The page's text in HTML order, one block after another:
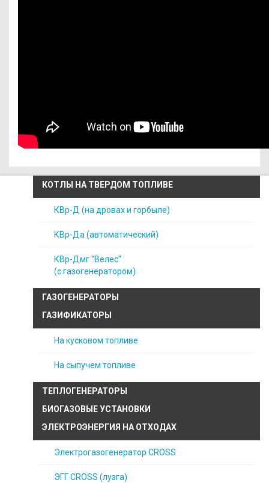
КОТЛЫ НА ТВЕРДОМ ТОПЛИВЕ
КВр-Д (на дровах и горбыле)
КВр-Да (автоматический)
КВр-Дмг "Велес"
(с газогенератором)
ГАЗОГЕНЕРАТОРЫ
ГАЗИФИКАТОРЫ
На кусковом топливе
На сыпучем топливе
ТЕПЛОГЕНЕРАТОРЫ
БИОГАЗОВЫЕ УСТАНОВКИ
ЭЛЕКТРОЭНЕРГИЯ НА ОТХОДАХ
Электрогазогенератор CROSS
ЭГГ CROSS (лузга)